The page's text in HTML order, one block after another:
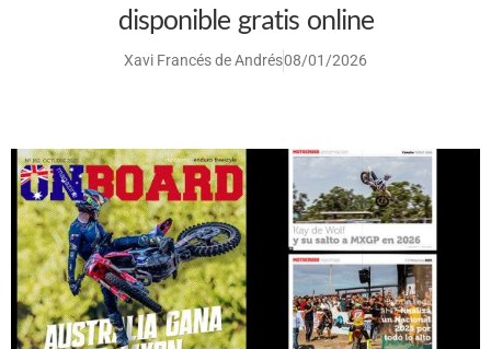
disponible gratis online
Xavi Francés de Andrés08/01/2026